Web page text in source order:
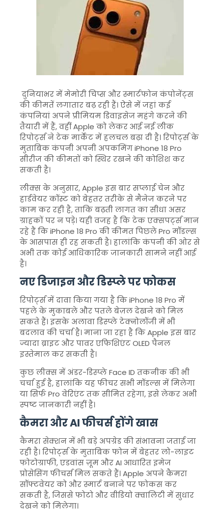
दुनियाभर में मेमोरी चिप्स और स्मार्टफोन कंपोनेंट्स
की कीमतें लगातार बढ़ रही हैं। ऐसे में जहां कई
कंपनियां अपने प्रीमियम डिवाइसेज महंगे करने की
तैयारी में हैं, वहींApple को लेकर आई नई लीक
रिपोर्ट्स ने टेक मार्केट में हलचल बढ़ा दी है। रिपोर्ट्स के
मुताबिक कंपनी अपनी अपकमिंग iPhone 18 Pro
सीरीज की कीमतों को स्थिर रखने की कोशिश कर
सकती है।
लीक्स के अनुसार, Apple इस बार सप्लाई चेन और
हार्डवेयर कॉस्ट को बेहतर तरीके से मैनेज करने पर
काम कर रही है, ताकि बढ़ती लागत का सीधा असर
ग्राहकों पर न पड़े। यही वजह है कि टेक एक्सपर्ट्स मान
रहे हैं कि iPhone 18 Pro की कीमत पिछले Pro मॉडल्स
के आसपास ही रह सकती है। हालांकि कंपनी की ओर से
अभी तक कोई आधिकारिक जानकारी सामने नहीं आई
है।
नए डिजाइन और डिस्प्ले पर फोकस
रिपोर्ट्स में दावा किया गया है कि iPhone 18 Pro में
पहले के मुकाबले और पतले बेज़ल देखने को मिल
सकते हैं। इसके अलावा डिस्प्ले टेक्नोलॉजी में भी
बदलाव की चर्चा है। माना जा रहा है कि Apple इस बार
ज्यादा ब्राइट और पावर एफिशिएंट OLED पैनल
इस्तेमाल कर सकती है।
कुछ लीक्स में अंडर-डिस्प्ले Face ID तकनीक की भी
चर्चा हुई है, हालांकि यह फीचर सभी मॉडल्स में मिलेगा
या सिर्फ Pro वेरिएंट तक सीमित रहेगा, इसे लेकर अभी
स्पष्ट जानकारी नहीं है।
कैमरा और AI फीचर्स होंगे खास
कैमरा सेक्शन में भी बड़े अपग्रेड की संभावना जताई जा
रही है। रिपोर्ट्स के मुताबिक फोन में बेहतर लो-लाइट
फोटोग्राफी, एडवांस ज़ूम और AI आधारित इमेज
प्रोसेसिंग फीचर्स मिल सकते हैं। Apple अपने कैमरा
सॉफ्टवेयर को और स्मार्ट बनाने पर फोकस कर
सकती है, जिससे फोटो और वीडियो क्वालिटी में सुधार
देखने को मिलेगा।